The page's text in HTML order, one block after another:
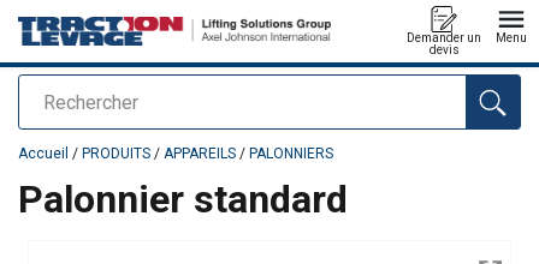
Rechercher
Demander un
devis
Menu
Ajouté au panier
Accueil / PRODUITS / APPAREILS / PALONNIERS
Palonnier standard